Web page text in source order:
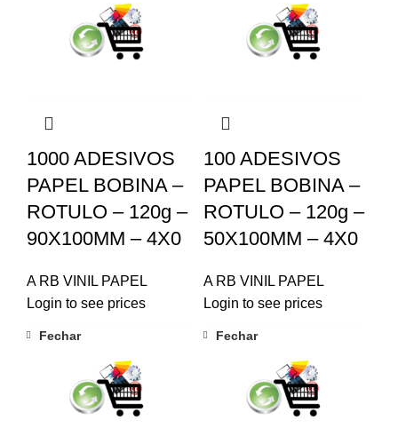
1000 ADESIVOS
PAPEL BOBINA –
ROTULO – 120g –
90X100MM – 4X0
A RB VINIL PAPEL
Login to see prices
100 ADESIVOS
PAPEL BOBINA –
ROTULO – 120g –
50X100MM – 4X0
A RB VINIL PAPEL
Login to see prices
Fechar Fechar